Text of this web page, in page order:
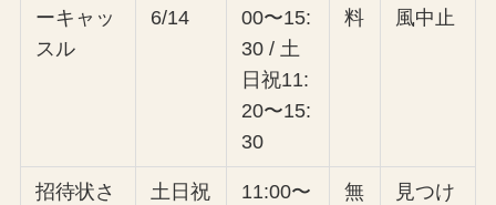
ーキャッ
スル
6/14
00〜15:
30 / 土
日祝11:
20〜15:
30
料
風中止
招待状さ
土日祝
11:00〜
無
見つけ